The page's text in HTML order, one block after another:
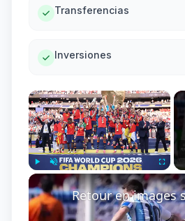
Transferencias
Inversiones
×
Play Unmute Fullscreen